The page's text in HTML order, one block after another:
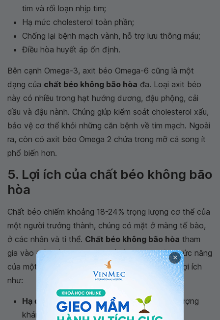
tim và rối loạn nhịp tim;
Hạ mức cholesterol toàn phần;
Chống lại bệnh mạch vành, hỗ trợ lưu thông máu;
Điều hòa huyết áp ổn định.
Bên cạnh Omega-3, axit béo Omega-6 cũng là một
dạng của chất béo không bão hòa đa. Loại axit béo
này có nhiều trong hạt hướng dương, đậu phộng, cải
dầu và đậu nành. Chúng giúp kiểm soát cholesterol xấu,
bảo vệ cơ thể khỏi những căn bệnh về tim mạch. Ngoài
ra, còn có axit béo Omega 2 chứa trong mỡ cá song ít
phổ biến hơn.
5. Lợi ích của chất béo không bão
hòa
Chất béo chiếm khoảng 18-24% trọng lượng cơ thể của
một người trưởng thành, chúng có mặt ở màng tế bào,
ở các nhân và ti thể. Chất béo không bão hòa tham
gia vào cấu trúc cũng như quá trình thực hiện chức năng
của một số cơ quan nhất định, mang đến nhiều lợi ích
như:
Hạ đường huyếtbằng cách cải thiện hiện tượng
kháng insulin
×